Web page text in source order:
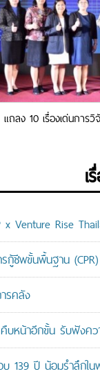
ถลง 10 เรื่องเด่นการ
เ
Venture Rise
ชีพขั้นพื้นฐาน
รคลัง
บหน้าอีกขั้น รับฟังค
139 ปี น้อมรำลึก